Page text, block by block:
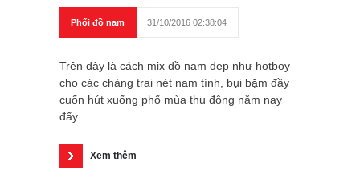
Phối đồ nam 31/10/2016 02:38:04
Trên đây là cách mix đồ nam đẹp như hotboy
cho các chàng trai nét nam tính, bụi bặm đầy
cuốn hút xuống phố mùa thu đông năm nay
đấy.
Xem thêm